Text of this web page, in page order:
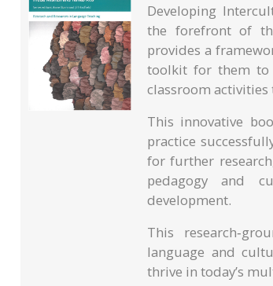
Developing
the forefront of
provides a
toolkit for them to
classroom
This innovative
practice
for further
pedagogy and
development.
This
language and
thrive in today’s